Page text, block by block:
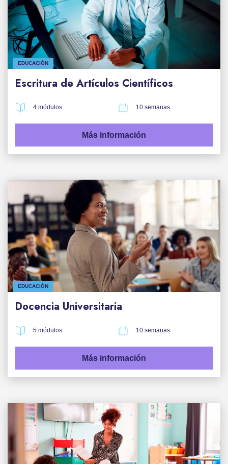
EDUCACIÓN
Escritura de Artículos Científicos
4 módulos 10 semanas
Más información
EDUCACIÓN
Docencia Universitaria
5 módulos 10 semanas
Más información